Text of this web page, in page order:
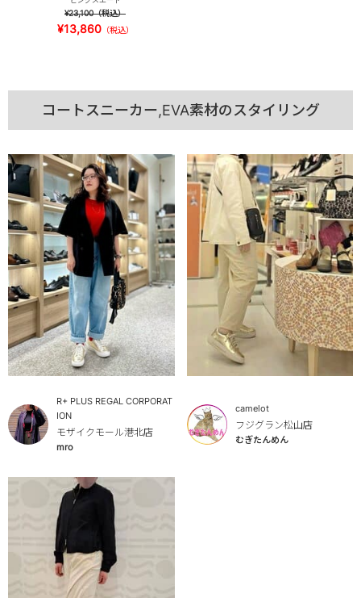
¥23,100（税込）
¥13,860（税込）
コートスニーカー,EVA素材のスタイリング
R+ PLUS REGAL CORPORAT
ION
モザイクモール港北店
mro
camelot
フジグラン松山店
むぎたんめん